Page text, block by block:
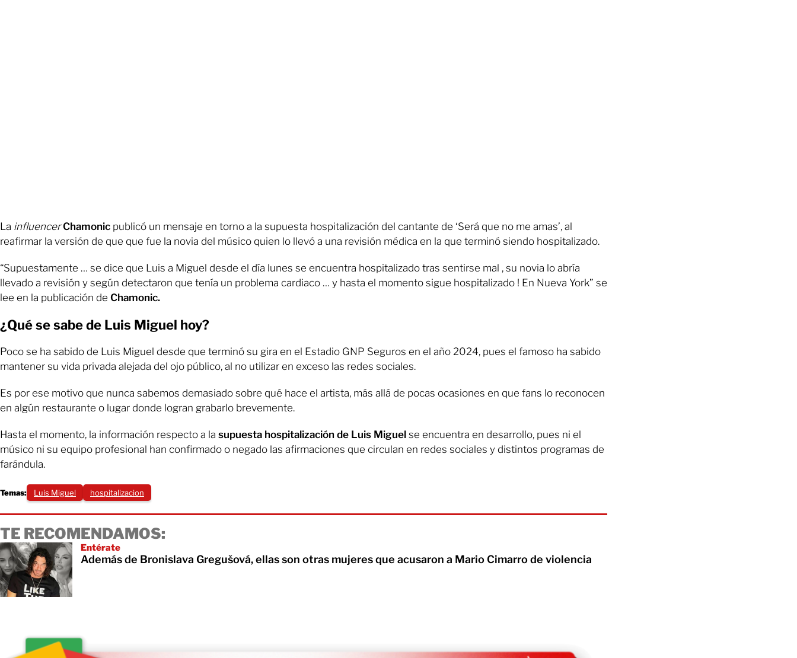
La influencerChamonic publicó un mensaje en torno a la supuesta hospitalización del cantante de ‘Será que no me amas’, al
reafirmar la versión de que que fue la novia del músico quien lo llevó a una revisión médica en la que terminó siendo hospitalizado.
“Supuestamente … se dice que Luis a Miguel desde el día lunes se encuentra hospitalizado tras sentirse mal , su novia lo abría
llevado a revisión y según detectaron que tenía un problema cardiaco … y hasta el momento sigue hospitalizado ! En Nueva York” se
lee en la publicación de Chamonic.
¿Qué se sabe de Luis Miguel hoy?
Poco se ha sabido de Luis Miguel desde que terminó su gira en el Estadio GNP Seguros en el año 2024, pues el famoso ha sabido
mantener su vida privada alejada del ojo público, al no utilizar en exceso las redes sociales.
Es por ese motivo que nunca sabemos demasiado sobre qué hace el artista, más allá de pocas ocasiones en que fans lo reconocen
en algún restaurante o lugar donde logran grabarlo brevemente.
Hasta el momento, la información respecto a la supuesta hospitalización de Luis Miguel se encuentra en desarrollo, pues ni el
músico ni su equipo profesional han confirmado o negado las afirmaciones que circulan en redes sociales y distintos programas de
farándula.
Temas: Luis Miguel hospitalizacion
TE RECOMENDAMOS:
Entérate
Además de Bronislava Gregušová, ellas son otras mujeres que acusaron a Mario Cimarro de violencia